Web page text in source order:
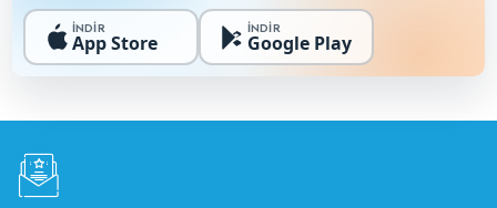
İNDİR
App Store
İNDİR
Google Play